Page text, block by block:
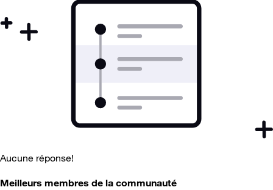
Aucune réponse!
Meilleurs membres de la communauté